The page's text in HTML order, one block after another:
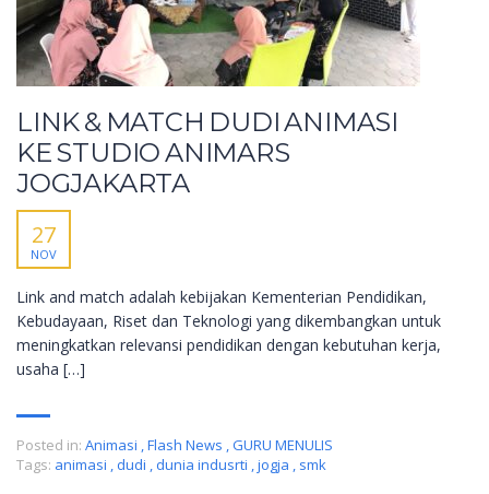
LINK & MATCH DUDI ANIMASI
KE STUDIO ANIMARS
JOGJAKARTA
27
NOV
Link and match adalah kebijakan Kementerian Pendidikan,
Kebudayaan, Riset dan Teknologi yang dikembangkan untuk
meningkatkan relevansi pendidikan dengan kebutuhan kerja,
usaha […]
Posted in: Animasi ,Flash News ,GURU MENULIS
Tags: animasi ,dudi ,dunia indusrti ,jogja , smk